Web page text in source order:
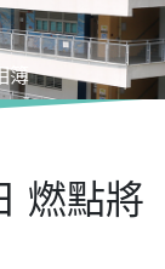
簿
燃點將